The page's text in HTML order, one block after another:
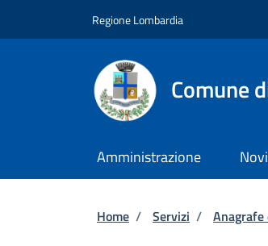
Regione Lombardia
Comune
Amministrazione
Briciole di
Home / Servizi /